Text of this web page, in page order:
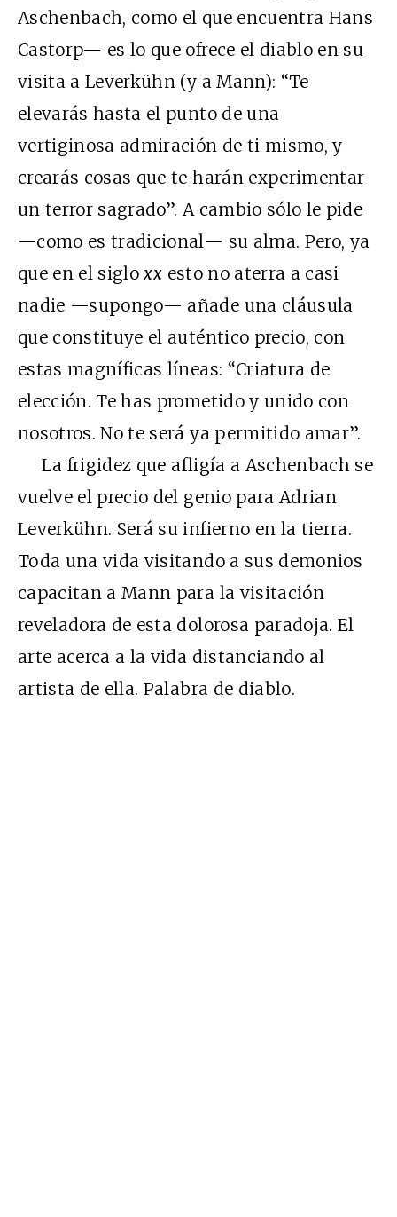
Aschenbach, como el que encuentra Hans
Castorp— es lo que ofrece el diablo en su
visita a Leverkühn (y a Mann): “Te
elevarás hasta el punto de una
vertiginosa admiración de ti mismo, y
crearás cosas que te harán experimentar
un terror sagrado”. A cambio sólo le pide
—como es tradicional— su alma. Pero, ya
que en el sigloxx esto no aterra a casi
nadie —supongo— añade una cláusula
que constituye el auténtico precio, con
estas magníficas líneas: “Criatura de
elección. Te has prometido y unido con
nosotros. No te será ya permitido amar”.
La frigidez que afligía a Aschenbach se
vuelve el precio del genio para Adrian
Leverkühn. Será su infierno en la tierra.
Toda una vida visitando a sus demonios
capacitan a Mann para la visitación
reveladora de esta dolorosa paradoja. El
arte acerca a la vida distanciando al
artista de ella. Palabra de diablo.